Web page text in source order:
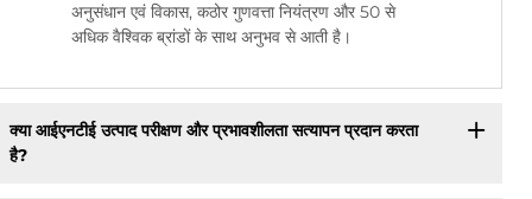
अनुसंधान एवं विकास, कठोर गुणवत्ता नियंत्रण और 50 से
अधिक वैश्विक ब्रांडों के साथ अनुभव से आती है।
क्या आईएनटीई उत्पाद परीक्षण और प्रभावशीलता सत्यापन प्रदान करता
है?